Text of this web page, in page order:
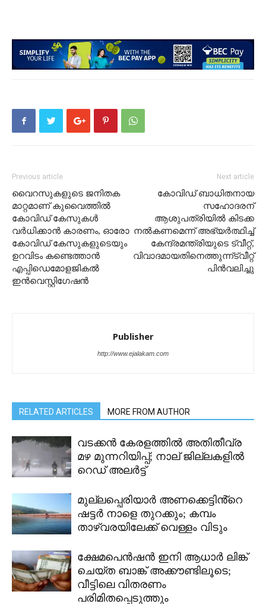
Previous article
വൈറസുകളുടെ ജനിതക
മാറ്റമാണ് കുവൈത്തിൽ
കോവിഡ് കേസുകൾ
വർധിക്കാൻ കാരണം, ഓരോ
കോവിഡ് കേസുകളുടെയും
ഉറവിടം കണ്ടെത്താൻ
എപ്പിഡെമോളജികൽ
ഇൻവെസ്റ്റിഗേഷൻ
Next article
കോവിഡ് ബാധിതനായ
സഹോദരന്
ആശുപത്രിയിൽ കിടക്ക
നൽകണമെന്ന് അഭ്യർത്ഥിച്ച്
കേന്ദ്രമന്ത്രിയുടെ ട്വീറ്റ്,
വിവാദമായതിനെത്തുന്ന്ട്വീറ്റ്
പിൻവലിച്ചു
Publisher
http://www.ejalakam.com
RELATED ARTICLES MORE FROM AUTHOR
വടക്കൻ കേരളത്തിൽ അതിതീവ്ര
മഴ മുന്നറിയിപ്പ്; നാല് ജില്ലകളിൽ
റെഡ് അലർട്ട്
മുല്ലപ്പെരിയാർ അണക്കെട്ടിൻ്റെ
ഷട്ടർ നാളെ തുറക്കും; കമ്പം
താഴ്വരയിലേക്ക് വെള്ളം വിടും
ക്ഷേമപെൻഷൻ ഇനി ആധാർ ലിങ്ക്
ചെയ്ത ബാങ്ക് അക്കൗണ്ടിലൂടെ;
വീട്ടിലെ വിതരണം
പരിമിതപ്പെടുത്തും